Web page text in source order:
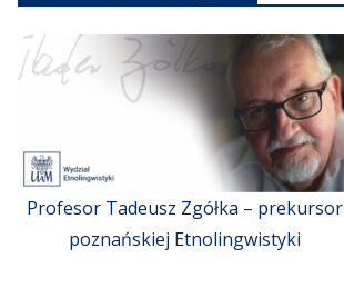
Profesor Tadeusz Zgółka – prekursor
poznańskiej Etnolingwistyki